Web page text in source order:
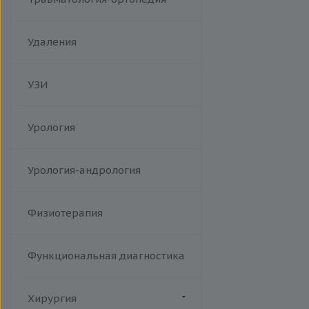
Удаления
УЗИ
Урология
Урология-андрология
Физиотерапия
Функциональная диагностика
Хирургия